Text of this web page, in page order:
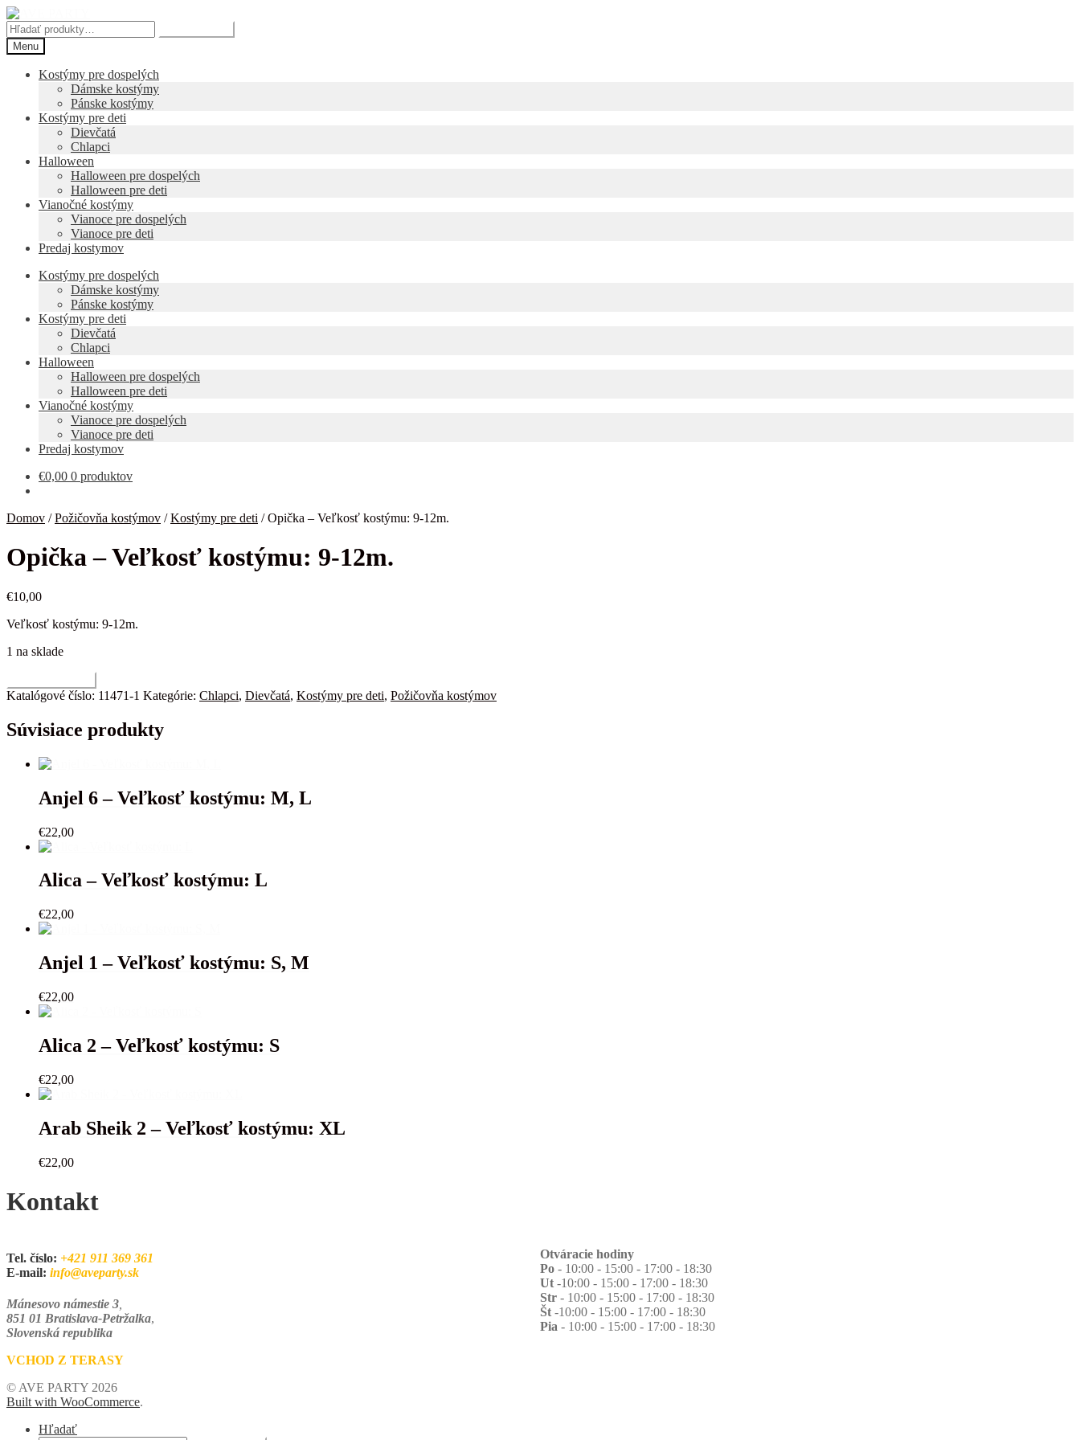
Preskočiť
na
navigáciu
Preskočiť
na
obsah
Hľadať:
Menu
Kostýmy pre dospelých
Dámske kostýmy
Pánske kostýmy
Kostýmy pre deti
Dievčatá
Chlapci
Halloween
Halloween pre dospelých
Halloween pre deti
Vianočné kostýmy
Vianoce pre dospelých
Vianoce pre deti
Predaj kostymov
Kostýmy pre dospelých
Dámske kostýmy
Pánske kostýmy
Kostýmy pre deti
Dievčatá
Chlapci
Halloween
Halloween pre dospelých
Halloween pre deti
Vianočné kostýmy
Vianoce pre dospelých
Vianoce pre deti
Predaj kostymov
€0,00 0 produktov
Domov /Požičovňa kostýmov /Kostýmy pre deti /Opička – Veľkosť kostýmu: 9-12m.
Opička – Veľkosť kostýmu: 9-12m.
€10,00
Veľkosť kostýmu: 9-12m.
1 na sklade
Opička
Veľkosť
kostýmu:
12m.
Katalógové číslo: 11471-1 Kategórie: Chlapci, Dievčatá, Kostýmy pre deti, Požičovňa kostýmov
Súvisiace produkty
Anjel 6 – Veľkosť kostýmu: M, L
€22,00
Alica – Veľkosť kostýmu: L
€22,00
Anjel 1 – Veľkosť kostýmu: S, M
€22,00
Alica 2 – Veľkosť kostýmu: S
€22,00
Arab Sheik 2 – Veľkosť kostýmu: XL
€22,00
Kontakt
Tel. číslo: +421 911 369 361
E-mail: info@aveparty.sk
Mánesovo námestie 3
851 01 Bratislava-Petržalka,
Slovenská republika
VCHOD Z TERASY
Otváracie hodiny
Po - 10:00 - 15:00 - 17:00 - 18:30
Ut -10:00 - 15:00 - 17:00 - 18:30
Str - 10:00 - 15:00 - 17:00 - 18:30
Št -10:00 - 15:00 - 17:00 - 18:30
Pia - 10:00 - 15:00 - 17:00 - 18:30
© AVE PARTY 2026
Built with WooCommerce.
Hľadať